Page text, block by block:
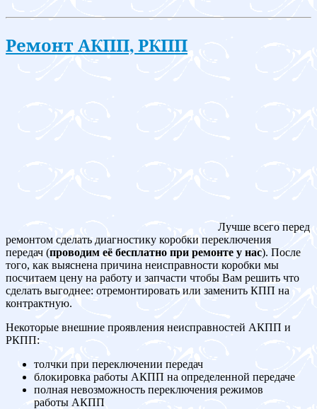
Ремонт АКПП, РКПП
Лучше всего перед
ремонтом сделать диагностику коробки переключения
передач (проводим её бесплатно при ремонте у нас). После
того, как выяснена причина неисправности коробки мы
посчитаем цену на работу и запчасти чтобы Вам решить что
сделать выгоднее: отремонтировать или заменить КПП на
контрактную.
Некоторые внешние проявления неисправностей АКПП и
РКПП:
толчки при переключении передач
блокировка работы АКПП на определенной передаче
полная невозможность переключения режимов
работы АКПП